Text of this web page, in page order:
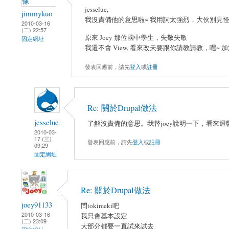
jimmykuo
2010-03-16
(二) 22:57
固定網址
jesselue,
我沒責備他的意思啦~ 我用詞太強烈，大伙別見
原來 Joey 那位國中學生，失敬失敬
我還不會 View, 看來改天要跟你請教請教，嘿~
發表回應前，請先登入或註冊
jesselue
2010-03-
17 (三)
09:29
固定網址
Re: 關於Drupal做法
了解沒責備的意思。我替joey說明一下，看來迴
發表回應前，請先登入或註冊
joey91133
2010-03-16
(二) 23:09
Re: 關於Drupal做法
問tokimeki吧
我只會基本設定
大部分都要一直試來試去